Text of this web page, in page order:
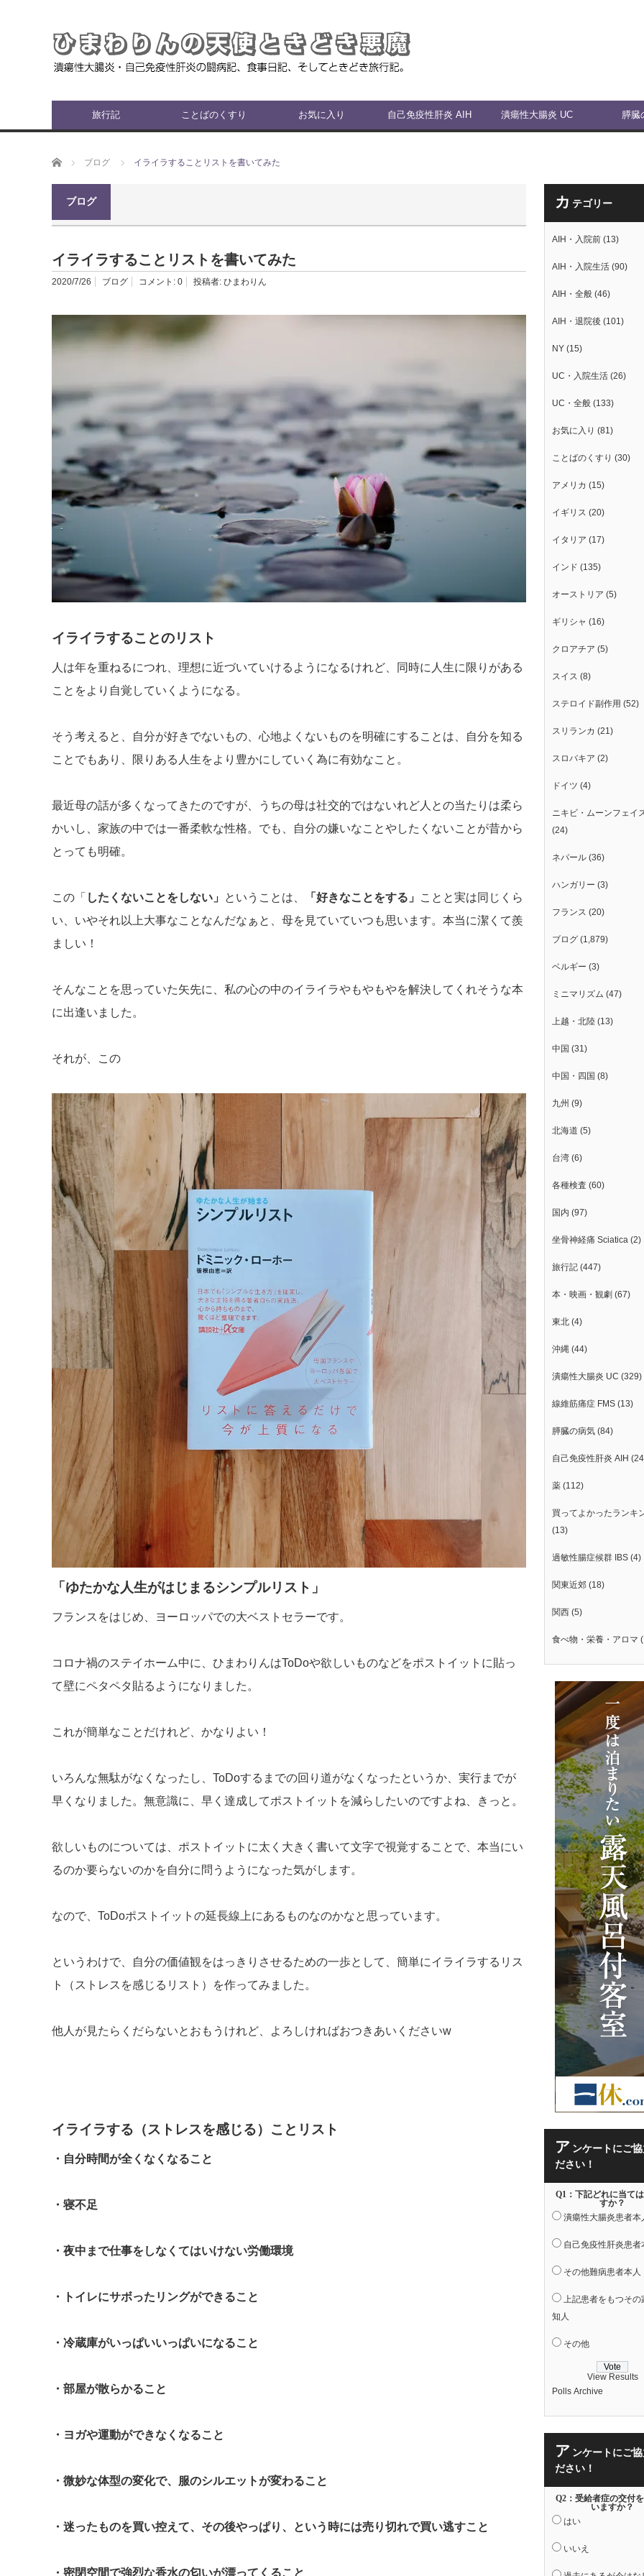
旅行記 ことばのくすり お気に入り 自己免疫性肝炎 AIH 潰瘍性大腸炎 UC 膵臓
ホーム ブログ イライラすることリストを書いてみた
ブログ
イライラすることリストを書いてみた
2020/7/26 ブログ コメント: 0 投稿者: ひまわりん
イライラすることのリスト
人は年を重ねるにつれ、理想に近づいていけるようになるけれど、同時に人生に限りがある
ことをより自覚していくようになる。
そう考えると、自分が好きでないもの、心地よくないものを明確にすることは、自分を知る
ことでもあり、限りある人生をより豊かにしていく為に有効なこと。
最近母の話が多くなってきたのですが、うちの母は社交的ではないれど人との当たりは柔ら
かいし、家族の中では一番柔軟な性格。でも、自分の嫌いなことやしたくないことが昔から
とっても明確。
この「 したくないことをしない」 ということは、 「好きなことをする」
ことと実は同じくら
い、いやそれ以上大事なことなんだなぁと、母を見ていていつも思います。本当に潔くて羨
ましい！
そんなことを思っていた矢先に、私の心の中のイライラやもやもやを解決してくれそうな本
に出逢いました。
それが、この
「ゆたかな人生がはじまるシンプルリスト」
フランスをはじめ、ヨーロッパでの大ベストセラーです。
コロナ禍のステイホーム中に、ひまわりんはToDoや欲しいものなどをポストイットに貼っ
て壁にペタペタ貼るようになりました。
これが簡単なことだけれど、かなりよい！
いろんな無駄がなくなったし、ToDoするまでの回り道がなくなったというか、実行までが
早くなりました。無意識に、早く達成してポストイットを減らしたいのですよね、きっと。
欲しいものについては、ポストイットに太く大きく書いて文字で視覚することで、本当にい
るのか要らないのかを自分に問うようになった気がします。
なので、ToDoポストイットの延長線上にあるものなのかなと思っています。
というわけで、自分の価値観をはっきりさせるための一歩として、簡単にイライラするリス
ト（ストレスを感じるリスト）を作ってみました。
他人が見たらくだらないとおもうけれど、よろしければおつきあいくださいw
イライラする（ストレスを感じる）ことリスト
・自分時間が全くなくなること
・寝不足
・夜中まで仕事をしなくてはいけない労働環境
・トイレにサボったリングができること
・冷蔵庫がいっぱいいっぱいになること
・部屋が散らかること
・ヨガや運動ができなくなること
・微妙な体型の変化で、服のシルエットが変わること
・迷ったものを買い控えて、その後やっぱり、という時には売り切れで買い逃すこと
・密閉空間で強烈な香水の匂いが漂ってくること
カ テゴリー
AIH・入院前 (13)
AIH・入院生活 (90)
AIH・全般 (46)
AIH・退院後 (101)
NY (15)
UC・入院生活 (26)
UC・全般 (133)
お気に入り (81)
ことばのくすり (30)
アメリカ (15)
イギリス (20)
イタリア (17)
インド (135)
オーストリア (5)
ギリシャ (16)
クロアチア (5)
スイス (8)
ステロイド副作用 (52)
スリランカ (21)
スロバキア (2)
ドイツ (4)
ニキビ・ムーンフェイ
(24)
ネパール (36)
ハンガリー (3)
フランス (20)
ブログ (1,879)
ベルギー (3)
ミニマリズム (47)
上越・北陸 (13)
中国 (31)
中国・四国 (8)
九州 (9)
北海道 (5)
台湾 (6)
各種検査 (60)
国内 (97)
坐骨神経痛 Sciatica (2)
旅行記 (447)
本・映画・観劇 (67)
東北 (4)
沖縄 (44)
潰瘍性大腸炎 UC (329)
線維筋痛症 FMS (13)
膵臓の病気 (84)
自己免疫性肝炎 AIH
薬 (112)
買ってよかったランキ
(13)
過敏性腸症候群 IBS (4)
関東近郊 (18)
関西 (5)
食べ物・栄養・アロマ
ア ンケートにご
ださい！
Q1：下記どれに当て
すか？
潰瘍性大腸炎患者本
自己免疫性肝炎患者
その他難病患者本人
上記患者をもつその
知人
その他
View Results
Polls Archive
ア ンケートにご
ださい！
Q2：受給者症の交付
いますか？
はい
いいえ